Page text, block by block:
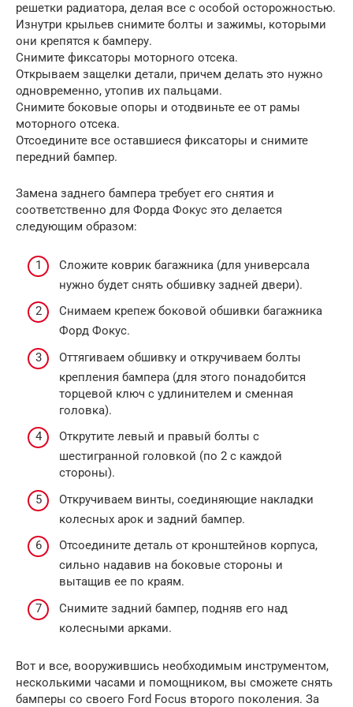
решетки радиатора, делая все с особой осторожностью.
Изнутри крыльев снимите болты и зажимы, которыми
они крепятся к бамперу.
Снимите фиксаторы моторного отсека.
Открываем защелки детали, причем делать это нужно
одновременно, утопив их пальцами.
Снимите боковые опоры и отодвиньте ее от рамы
моторного отсека.
Отсоедините все оставшиеся фиксаторы и снимите
передний бампер.
Замена заднего бампера требует его снятия и
соответственно для Форда Фокус это делается
следующим образом:
Сложите коврик багажника (для универсала
нужно будет снять обшивку задней двери).
Снимаем крепеж боковой обшивки багажника
Форд Фокус.
Оттягиваем обшивку и откручиваем болты
крепления бампера (для этого понадобится
торцевой ключ с удлинителем и сменная
головка).
Открутите левый и правый болты с
шестигранной головкой (по 2 с каждой
стороны).
Откручиваем винты, соединяющие накладки
колесных арок и задний бампер.
Отсоедините деталь от кронштейнов корпуса,
сильно надавив на боковые стороны и
вытащив ее по краям.
Снимите задний бампер, подняв его над
колесными арками.
Вот и все, вооружившись необходимым инструментом,
несколькими часами и помощником, вы сможете снять
бамперы со своего Ford Focus второго поколения. За